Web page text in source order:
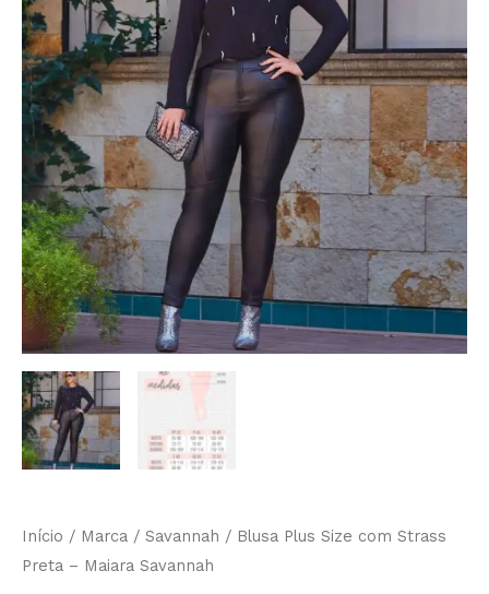
Início / Marca / Savannah / Blusa Plus Size com Strass
Preta – Maiara Savannah